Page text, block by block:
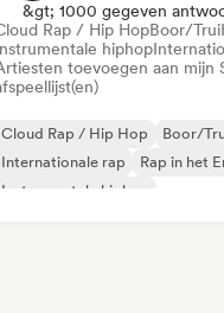
&gt; 1000 gegeven
Rap / Hip HopBoor/Trui
hiphop
toevoegen aan mijn
Cloud Rap / Hip Hop Boor/
Internationale rap
Rap in het
Instrumentale hiphop